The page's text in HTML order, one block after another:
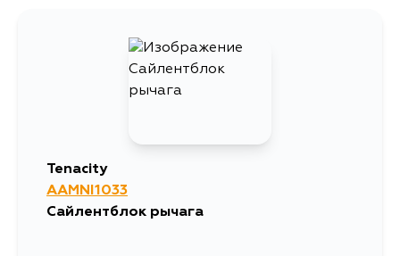
1575
31 августа
Tenacity
AAMNI1033
Сайлентблок рычага